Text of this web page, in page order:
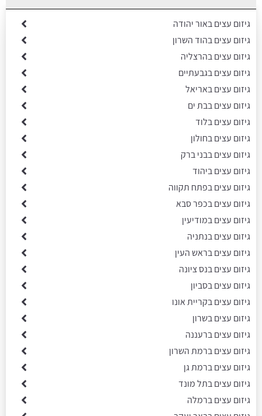
גיזום עצים באור יהודה
גיזום עצים בהוד השרון
גיזום עצים בהרצליה
גיזום עצים בגבעתיים
גיזום עצים באריאל
גיזום עצים בבת ים
גיזום עצים בלוד
גיזום עצים בחולון
גיזום עצים בבני ברק
גיזום עצים ביהוד
גיזום עצים בפתח תקווה
גיזום עצים בכפר סבא
גיזום עצים במודיעין
גיזום עצים בנתניה
גיזום עצים בראש העין
גיזום עצים בנס ציונה
גיזום עצים בסביון
גיזום עצים בקריית אונו
גיזום עצים בשרון
גיזום עצים ברעננה
גיזום עצים ברמת השרון
גיזום עצים ברמת גן
גיזום עצים בתל מונד
גיזום עצים ברמלה